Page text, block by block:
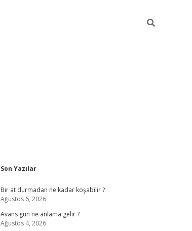
Sidebar
Son Yazılar
Bir at durmadan ne kadar koşabilir ?
Ağustos 6, 2026
Avans gün ne anlama gelir ?
Ağustos 4, 2026